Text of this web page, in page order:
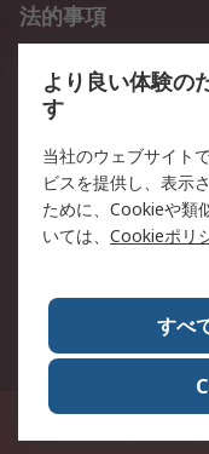
法的事項
クッキーポリシー
RSについて
会社概要
プレスリリース＆
全世界のRS
ESGへの取り組み
〒240-0005 神奈川県横浜
より良い体験の
す
当社のウェブサイト
ビスを提供し、表示
ために、Cookieや類
いては、 Cookieポリ
すべ